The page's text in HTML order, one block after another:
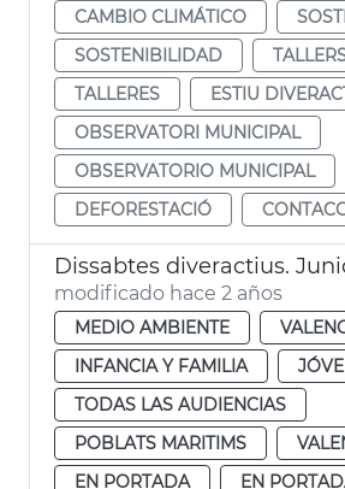
CAMBIO CLIMÁTICO
SOSTENIBILIDAD
TALLERES
ESTIU
OBSERVATORI MUNICIPAL
OBSERVATORIO MUNICIPAL
DEFORESTACIÓ
Dissabtes diveractius.
modificado hace 2 años
MEDIO AMBIENTE
INFANCIA Y FAMILIA
TODAS LAS AUDIENCIAS
POBLATS MARITIMS
EN PORTADA
EN